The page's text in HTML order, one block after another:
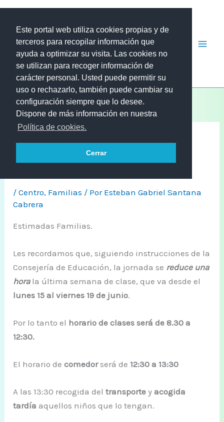
Este portal web utiliza cookies propias y de
terceros para recopilar información que
ayuda a optimizar su visita. Las cookies no
se utilizan para recoger información de
carácter personal. Usted puede permitir su
uso o rechazarlo, también puede cambiar su
configuración siempre que lo desee.
Dispone de más información en nuestra
Política de cookies.
Cerrar
Ir
contenido
CEIP LOS GILES
/Centro, Familias / Por Esteban Gabriel Santana
Cabrera
Estimadas Familias.
Les recordamos que, siguiendo instrucciones de la
Consejería de Educación, la jornada se reduce una
hora la última semana de clase, que va desde el
lunes 15 al viernes 19 de junio.
Por lo tanto el horario de clases será de 8.30 a
12:30.
El horario decomedorserá de 12:30 a 13:30
A las 13:30 recogida deltransporte yacogida
tardía aquellos niños que lo tengan.